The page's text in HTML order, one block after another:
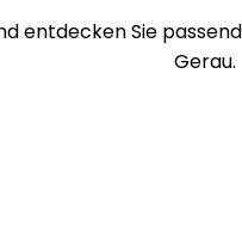
entdecken Sie
Gerau.